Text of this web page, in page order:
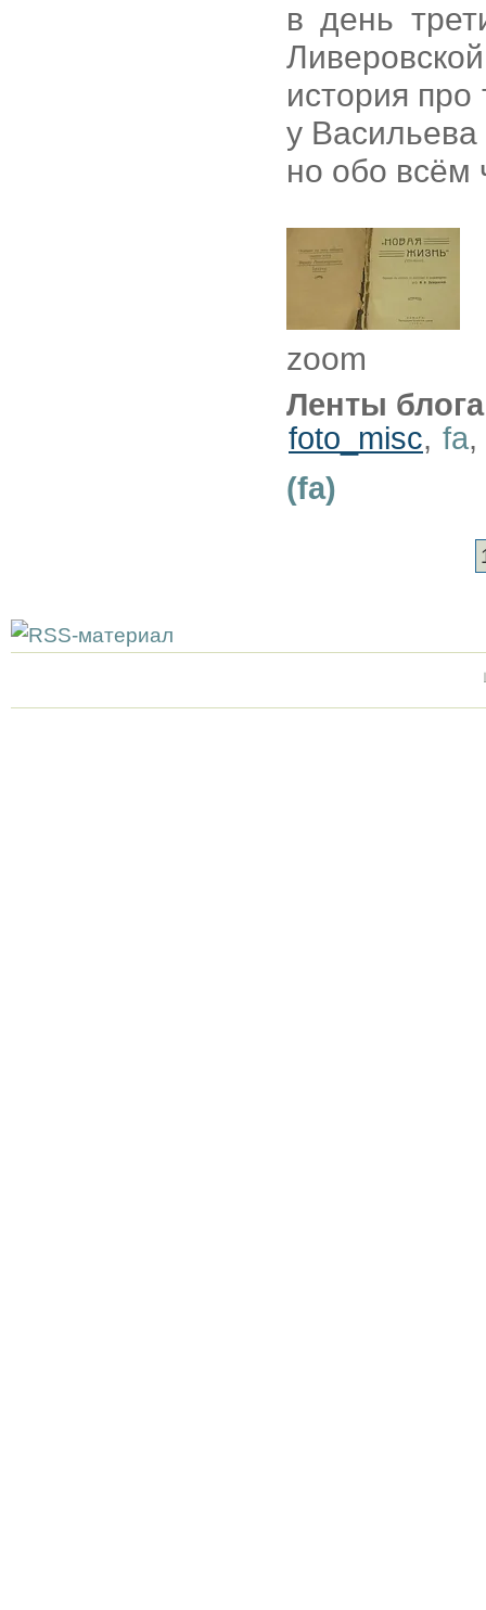
в день
история
у Васильева
но обо всём
zoom
Ленты
foto_misc, fa,
(fa)